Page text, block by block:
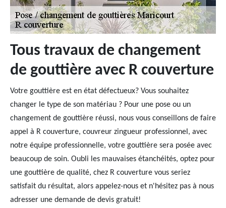
Tous travaux de changement
de gouttière avec R couverture
Votre gouttière est en état défectueux? Vous souhaitez
changer le type de son matériau ? Pour une pose ou un
changement de gouttière réussi, nous vous conseillons de faire
appel à R couverture, couvreur zingueur professionnel, avec
notre équipe professionnelle, votre gouttière sera posée avec
beaucoup de soin. Oubli les mauvaises étanchéités, optez pour
une gouttière de qualité, chez R couverture vous seriez
satisfait du résultat, alors appelez-nous et n'hésitez pas à nous
adresser une demande de devis gratuit!